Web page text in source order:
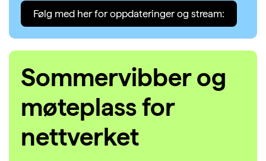
Følg med her for oppdateringer og stream:
Sommervibber og
møteplass for
nettverket